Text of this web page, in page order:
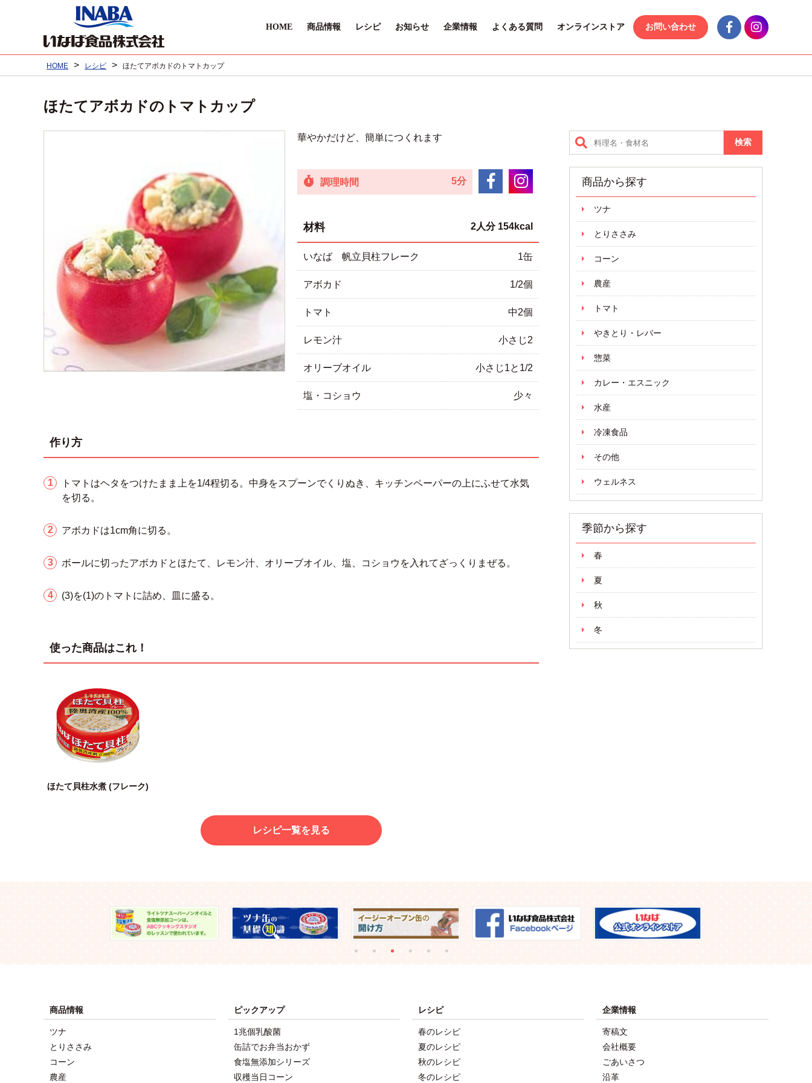
HOME 商品情報 レシピ お知らせ 企業情報 よくある質問 オンラインストア お問い合わせ
HOME > レシピ > ほたてアボカドのトマトカップ
ほたてアボカドのトマトカップ
華やかだけど、簡単につくれます
調理時間 5分
材料 2人分 154kcal
いなば 帆立貝柱フレーク 1缶
アボカド 1/2個
トマト 中2個
レモン汁 小さじ2
オリーブオイル 小さじ1と1/2
塩・コショウ 少々
作り方
トマトはヘタをつけたまま上を1/4程切る。中身をスプーンでくりぬき、キッチンペーパーの上にふせて水気
を切る。
アボカドは1cm角に切る。
ボールに切ったアボカドとほたて、レモン汁、オリーブオイル、塩、コショウを入れてざっくりまぜる。
(3)を(1)のトマトに詰め、皿に盛る。
使った商品はこれ！
ほたて貝柱水煮 (フレーク)
レシピ一覧を見る
商品から探す
ツナ
とりささみ
コーン
農産
トマト
やきとり・レバー
惣菜
カレー・エスニック
水産
冷凍食品
その他
ウェルネス
季節から探す
春
夏
秋
冬
商品情報
ツナ
とりささみ
コーン
農産
ピックアップ
1兆個乳酸菌
缶詰でお弁当おかず
食塩無添加シリーズ
収穫当日コーン
レシピ
春のレシピ
夏のレシピ
秋のレシピ
冬のレシピ
企業情報
寄稿文
会社概要
ごあいさつ
沿革